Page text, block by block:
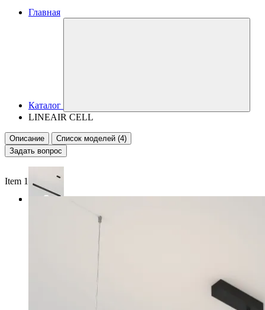
Главная
Каталог
LINEAIR CELL
Описание
Список моделей (4)
Задать вопрос
Item 1 of 2